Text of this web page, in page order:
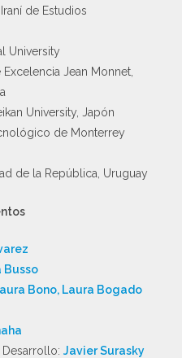
de Estudios
University
Jean Monnet,
University, Japón
de Monterrey
de la República, Uruguay
Busso
Bono, Laura Bogado
Javier Surasky